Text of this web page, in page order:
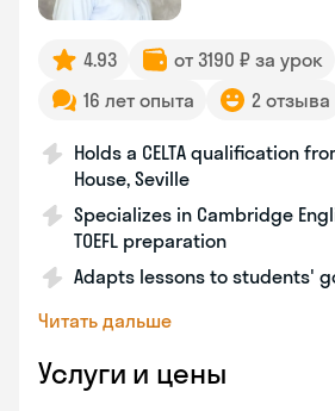
4.93
от 3190 ₽ за урок
16 лет опыта
2 отзыва
Holds a CELTA qualification
House, Seville
Specializes in Cambridge
TOEFL preparation
Adapts lessons to students'
Читать дальше
Услуги и цены